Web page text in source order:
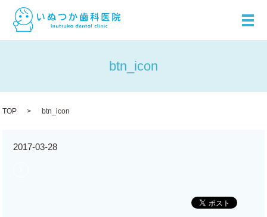
メ
btn_icon
TOP btn_icon
2017-03-28